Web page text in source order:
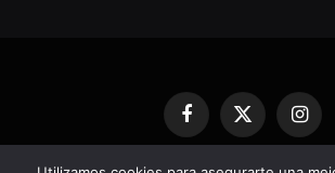
FacebookX
(Twitter)